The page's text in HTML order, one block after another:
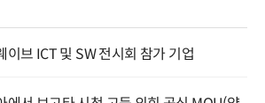
이브 ICT 및 SW 전시회 참가 기업